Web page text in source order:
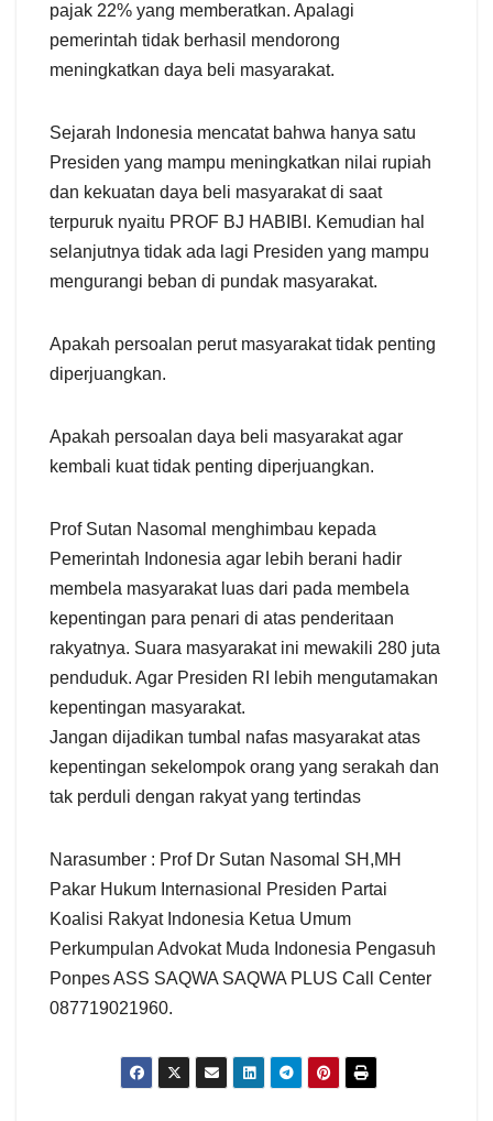
pajak 22% yang memberatkan. Apalagi
pemerintah tidak berhasil mendorong
meningkatkan daya beli masyarakat.
Sejarah Indonesia mencatat bahwa hanya satu
Presiden yang mampu meningkatkan nilai rupiah
dan kekuatan daya beli masyarakat di saat
terpuruk nyaitu PROF BJ HABIBI. Kemudian hal
selanjutnya tidak ada lagi Presiden yang mampu
mengurangi beban di pundak masyarakat.
Apakah persoalan perut masyarakat tidak penting
diperjuangkan.
Apakah persoalan daya beli masyarakat agar
kembali kuat tidak penting diperjuangkan.
Prof Sutan Nasomal menghimbau kepada
Pemerintah Indonesia agar lebih berani hadir
membela masyarakat luas dari pada membela
kepentingan para penari di atas penderitaan
rakyatnya. Suara masyarakat ini mewakili 280 juta
penduduk. Agar Presiden RI lebih mengutamakan
kepentingan masyarakat.
Jangan dijadikan tumbal nafas masyarakat atas
kepentingan sekelompok orang yang serakah dan
tak perduli dengan rakyat yang tertindas
Narasumber : Prof Dr Sutan Nasomal SH,MH
Pakar Hukum Internasional Presiden Partai
Koalisi Rakyat Indonesia Ketua Umum
Perkumpulan Advokat Muda Indonesia Pengasuh
Ponpes ASS SAQWA SAQWA PLUS Call Center
087719021960.